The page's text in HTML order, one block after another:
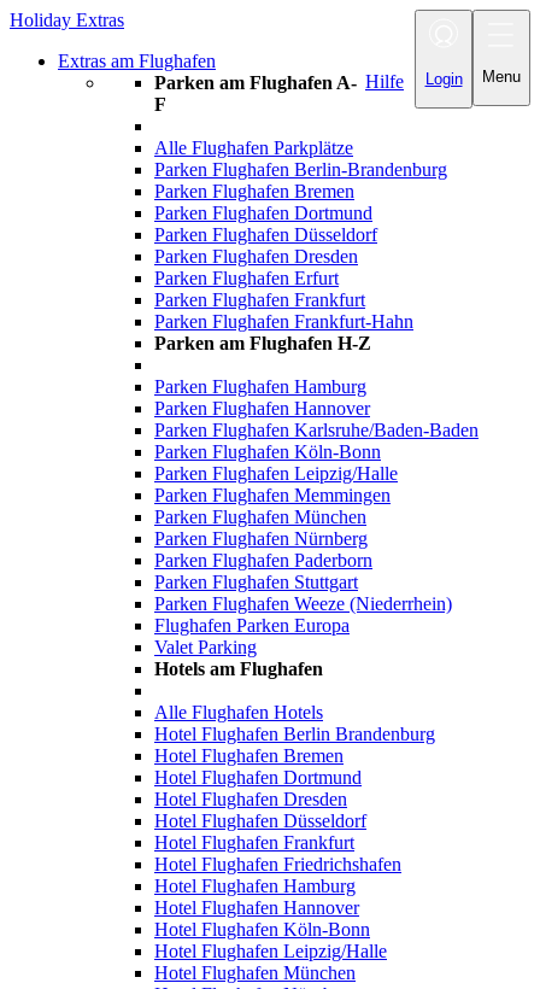
Menu
Login
Hilfe
Holiday Extras
Extras am Flughafen
Parken am Flughafen A-
F
Alle Flughafen Parkplätze
Parken Flughafen Berlin-Brandenburg
Parken Flughafen Bremen
Parken Flughafen Dortmund
Parken Flughafen Düsseldorf
Parken Flughafen Dresden
Parken Flughafen Erfurt
Parken Flughafen Frankfurt
Parken Flughafen Frankfurt-Hahn
Parken am Flughafen H-Z
Parken Flughafen Hamburg
Parken Flughafen Hannover
Parken Flughafen Karlsruhe/Baden-Baden
Parken Flughafen Köln-Bonn
Parken Flughafen Leipzig/Halle
Parken Flughafen Memmingen
Parken Flughafen München
Parken Flughafen Nürnberg
Parken Flughafen Paderborn
Parken Flughafen Stuttgart
Parken Flughafen Weeze (Niederrhein)
Flughafen Parken Europa
Valet Parking
Hotels am Flughafen
Alle Flughafen Hotels
Hotel Flughafen Berlin Brandenburg
Hotel Flughafen Bremen
Hotel Flughafen Dortmund
Hotel Flughafen Dresden
Hotel Flughafen Düsseldorf
Hotel Flughafen Frankfurt
Hotel Flughafen Friedrichshafen
Hotel Flughafen Hamburg
Hotel Flughafen Hannover
Hotel Flughafen Köln-Bonn
Hotel Flughafen Leipzig/Halle
Hotel Flughafen München